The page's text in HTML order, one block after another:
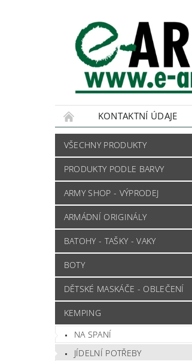
KONTAKTNÍ ÚDAJE
VŠECHNY PRODUKTY
PRODUKTY PODLE BARVY
ARMY SHOP - VÝPRODEJ
ARMÁDNÍ ORIGINÁLY
BATOHY - TAŠKY - VAKY
BOTY
DĚTSKÉ MASKÁČE - OBLEČENÍ
KEMPING
NA SPANÍ
JÍDELNÍ POTŘEBY